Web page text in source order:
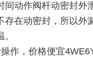
间动作阀杆动密封外
存在动密封，所以
作，价格便宜